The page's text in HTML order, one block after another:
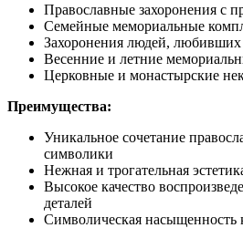
Православные захоронения с
Семейные мемориальные
Захоронения людей, любивших
Весенние и летние
Церковные и монастырские
Преимущества:
Уникальное сочетание
символики
Нежная и трогательная
Высокое качество
деталей
Символическая насыщенность